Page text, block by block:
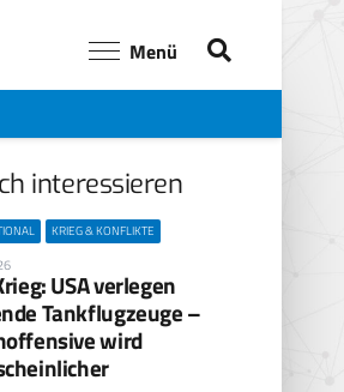
Menü
interessieren
KRIEG & KONFLIKTE
USA verlegen
Tankflugzeuge –
wird